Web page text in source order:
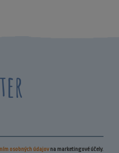
osobných údajovna marketingové účely.